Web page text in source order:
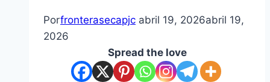
Porfronterasecapjc abril 19, 2026abril 19,
2026
Spread the love